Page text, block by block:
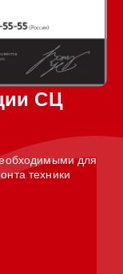
СЦ
для
техники